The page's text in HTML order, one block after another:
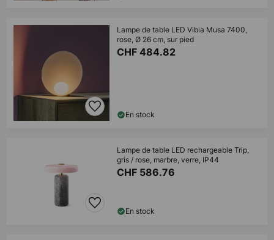
Lampe de table LED Vibia Musa 7400,
rose, Ø 26 cm, sur pied
CHF 484.82
En stock
Lampe de table LED rechargeable Trip,
gris / rose, marbre, verre, IP44
CHF 586.76
En stock